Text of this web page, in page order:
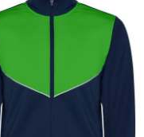
en Sjaals
elke gelegenheid